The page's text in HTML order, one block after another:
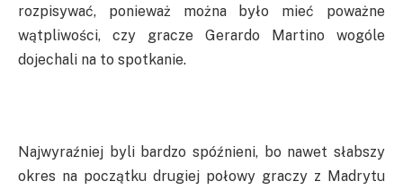
rozpisywać, ponieważ można było mieć poważne
wątpliwości, czy gracze Gerardo Martino wogóle
dojechali na to spotkanie.
Najwyraźniej byli bardzo spóźnieni, bo nawet słabszy
okres na początku drugiej połowy graczy z Madrytu